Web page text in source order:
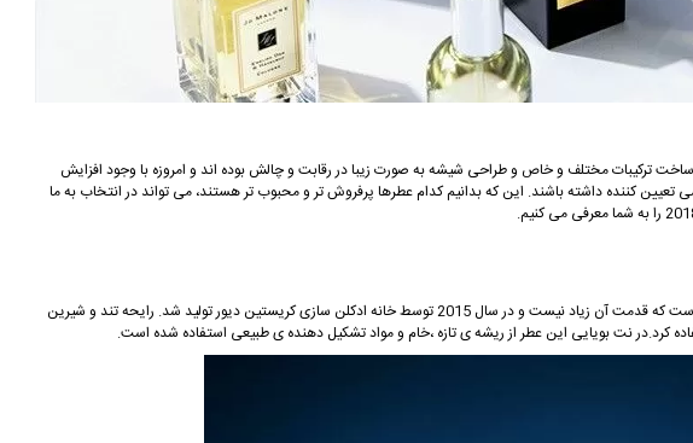
ترکیبات مختلف و خاص و طراحی شیشه به صورت زیبا در رقابت و چالش بوده اند و امروزه با وجود افزایش
کننده داشته باشند. این که بدانیم کدام عطرها پرفروش تر و محبوب تر هستند، می تواند در انتخاب به ما
یکی از بهترین و معروف ترین عطر های مردانه، عطر دیور مدل ساواج است که قدمت آن زیاد نیست و در سال 2015 توسط خانه ادکلن سازی کریستین دیور تولید شد. رایحه تند و شیرین
کرد.در نت بویایی این عطر از ریشه ی تازه ،خام و مواد تشکیل دهنده ی طبیعی استفاده شده است.